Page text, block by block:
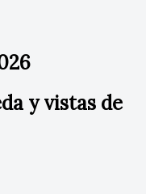
y vistas de